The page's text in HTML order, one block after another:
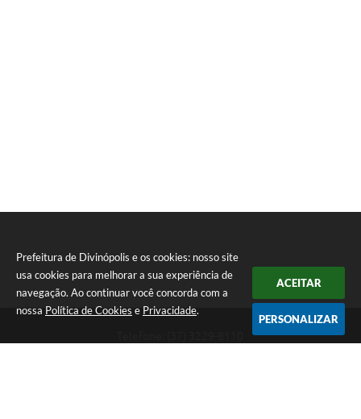
Prefeitura de Divinópolis e os cookies: nosso site
usa cookies para melhorar a sua experiência de
navegação. Ao continuar você concorda com a
nossa Política de Cookies e Privacidade.
ACEITAR
PERSONALIZAR